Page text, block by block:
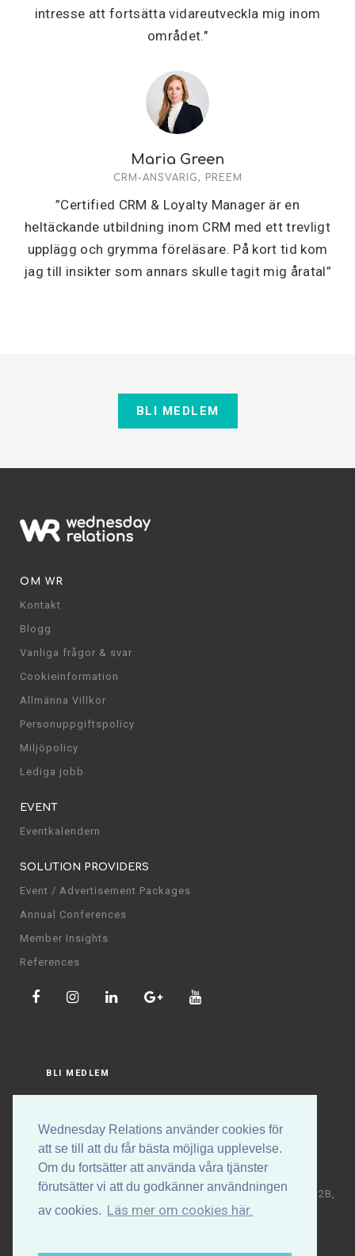
Wednesday Relations använder cookies för
att se till att du får bästa möjliga upplevelse.
Om du fortsätter att använda våra tjänster
förutsätter vi att du godkänner användningen
av cookies. Läs mer om cookies här.
intresse att fortsätta vidareutveckla mig inom
området."
Maria Green
CRM-ANSVARIG, PREEM
”Certified CRM & Loyalty Manager är en
heltäckande utbildning inom CRM med ett trevligt
upplägg och grymma föreläsare. På kort tid kom
jag till insikter som annars skulle tagit mig åratal”
BLI MEDLEM
OM WR
Kontakt
Blogg
Vanliga frågor & svar
Cookieinformation
Allmänna Villkor
Personuppgiftspolicy
Miljöpolicy
Lediga jobb
EVENT
Eventkalendern
SOLUTION PROVIDERS
Event / Advertisement Packages
Annual Conferences
Member Insights
References
BLI MEDLEM
Copyright © Wednesday Relations AB | Högalidsgatan 32B,
117 30 Stockholm | +46 (0)70-531 88 32 | E-post: